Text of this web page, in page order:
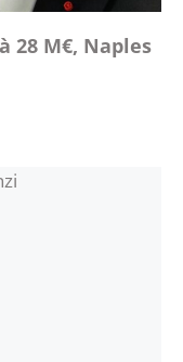
28 M€, Naples